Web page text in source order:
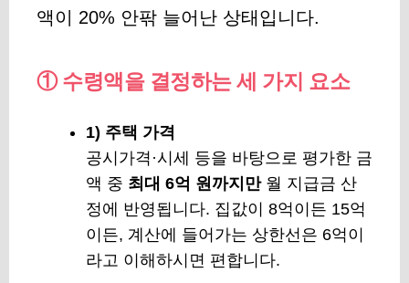
액이 20% 안팎 늘어난 상태입니다.
① 수령액을 결정하는 세 가지 요소
1) 주택 가격
공시가격·시세 등을 바탕으로 평가한 금
액 중 최대 6억 원까지만월 지급금 산
정에 반영됩니다. 집값이 8억이든 15억
이든, 계산에 들어가는 상한선은 6억이
라고 이해하시면 편합니다.